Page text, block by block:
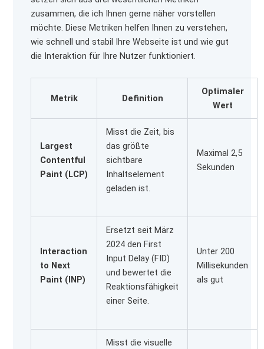
zusammen, die ich Ihnen gerne näher vorstellen
möchte. Diese Metriken helfen Ihnen zu verstehen,
wie schnell und stabil Ihre Webseite ist und wie gut
die Interaktion für Ihre Nutzer funktioniert.
Metrik Definition
Optimaler
Wert
Largest
Contentful
Paint (LCP)
Misst die Zeit, bis
das größte
sichtbare
Inhaltselement
geladen ist.
Maximal 2,5
Sekunden
Interaction
to Next
Paint (INP)
Ersetzt seit März
2024 den First
Input Delay (FID)
und bewertet die
Reaktionsfähigkeit
einer Seite.
Unter 200
Millisekunden
als gut
Misst die visuelle